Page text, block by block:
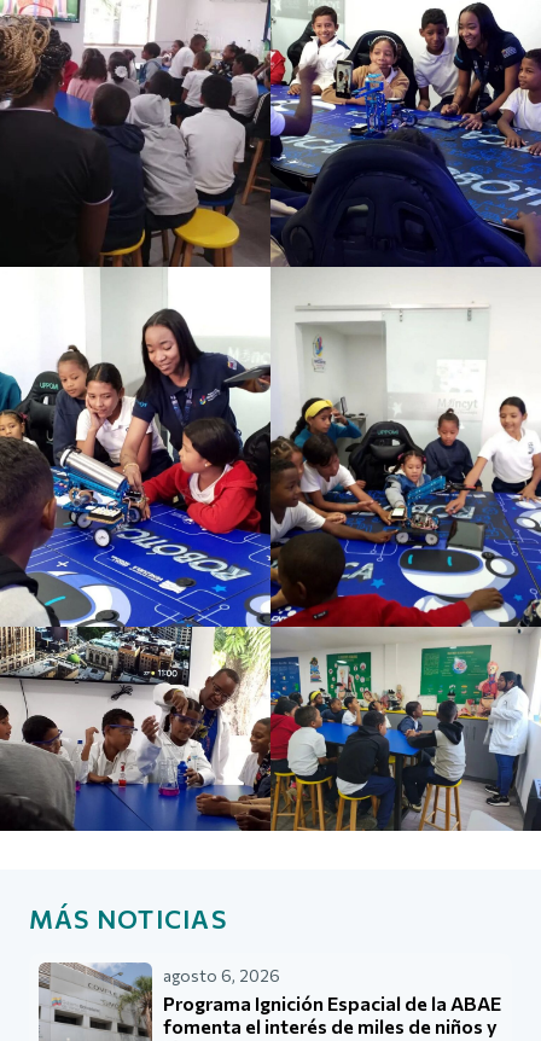
MÁS NOTICIAS
agosto 6, 2026
Programa Ignición Espacial de la ABAE
fomenta el interés de miles de niños y